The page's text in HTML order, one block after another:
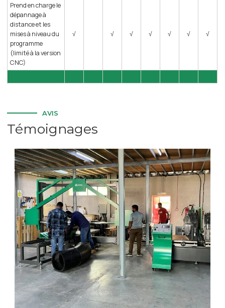
Prend en charge le
dépannage à
distance et les
mises à niveau du
programme
(limité à la version
CNC)
√ √ √ √ √ √ √
AVIS
Témoignages